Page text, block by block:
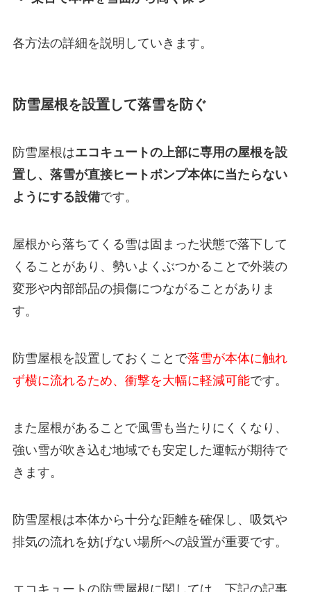
各方法の詳細を説明していきます。
防雪屋根を設置して落雪を防ぐ
防雪屋根はエコキュートの上部に専用の屋根を設
置し、落雪が直接ヒートポンプ本体に当たらない
ようにする設備です。
屋根から落ちてくる雪は固まった状態で落下して
くることがあり、勢いよくぶつかることで外装の
変形や内部部品の損傷につながることがありま
す。
防雪屋根を設置しておくことで落雪が本体に触れ
ず横に流れるため、衝撃を大幅に軽減可能です。
また屋根があることで風雪も当たりにくくなり、
強い雪が吹き込む地域でも安定した運転が期待で
きます。
防雪屋根は本体から十分な距離を確保し、吸気や
排気の流れを妨げない場所への設置が重要です。
エコキュートの防雪屋根に関しては、下記の記事